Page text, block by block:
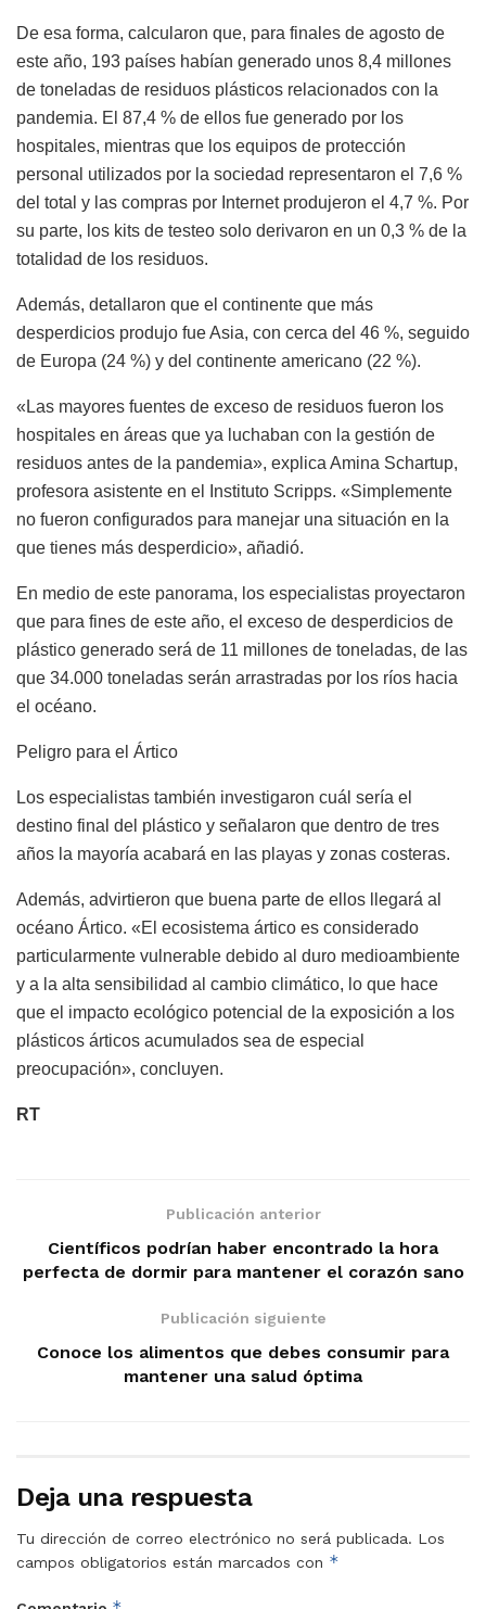
De esa forma, calcularon que, para finales de agosto de
este año, 193 países habían generado unos 8,4 millones
de toneladas de residuos plásticos relacionados con la
pandemia. El 87,4 % de ellos fue generado por los
hospitales, mientras que los equipos de protección
personal utilizados por la sociedad representaron el 7,6 %
del total y las compras por Internet produjeron el 4,7 %. Por
su parte, los kits de testeo solo derivaron en un 0,3 % de la
totalidad de los residuos.
Además, detallaron que el continente que más
desperdicios produjo fue Asia, con cerca del 46 %, seguido
de Europa (24 %) y del continente americano (22 %).
«Las mayores fuentes de exceso de residuos fueron los
hospitales en áreas que ya luchaban con la gestión de
residuos antes de la pandemia», explica Amina Schartup,
profesora asistente en el Instituto Scripps. «Simplemente
no fueron configurados para manejar una situación en la
que tienes más desperdicio», añadió.
En medio de este panorama, los especialistas proyectaron
que para fines de este año, el exceso de desperdicios de
plástico generado será de 11 millones de toneladas, de las
que 34.000 toneladas serán arrastradas por los ríos hacia
el océano.
Peligro para el Ártico
Los especialistas también investigaron cuál sería el
destino final del plástico y señalaron que dentro de tres
años la mayoría acabará en las playas y zonas costeras.
Además, advirtieron que buena parte de ellos llegará al
océano Ártico. «El ecosistema ártico es considerado
particularmente vulnerable debido al duro medioambiente
y a la alta sensibilidad al cambio climático, lo que hace
que el impacto ecológico potencial de la exposición a los
plásticos árticos acumulados sea de especial
preocupación», concluyen.
RT
Publicación anterior
Científicos podrían haber encontrado la hora
perfecta de dormir para mantener el corazón sano
Publicación siguiente
Conoce los alimentos que debes consumir para
mantener una salud óptima
Deja una respuesta
Tu dirección de correo electrónico no será publicada. Los
campos obligatorios están marcados con *